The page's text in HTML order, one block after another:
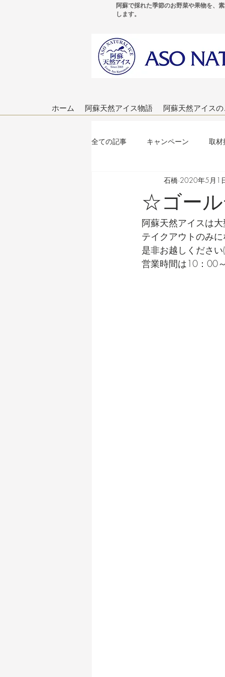
阿蘇で採れた季節のお野菜や果物を、
します。
ホーム 阿蘇天然アイス物語 阿蘇天然アイス
全ての記事 キャンペーン 取材
ブログ作成のヒント
☆ゴー
石橋 2020年5月1
阿蘇天然アイスは
テイクアウトのみ
是非お越しくださ
営業時間は10：00